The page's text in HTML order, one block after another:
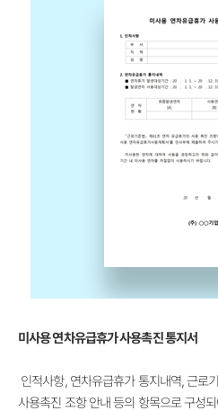
미사용 연차유급휴가 사용촉진 통지서
인적사항, 연차유급휴가 통지내역, 근로
사용촉진 조항 안내 등의 항목으로 구성